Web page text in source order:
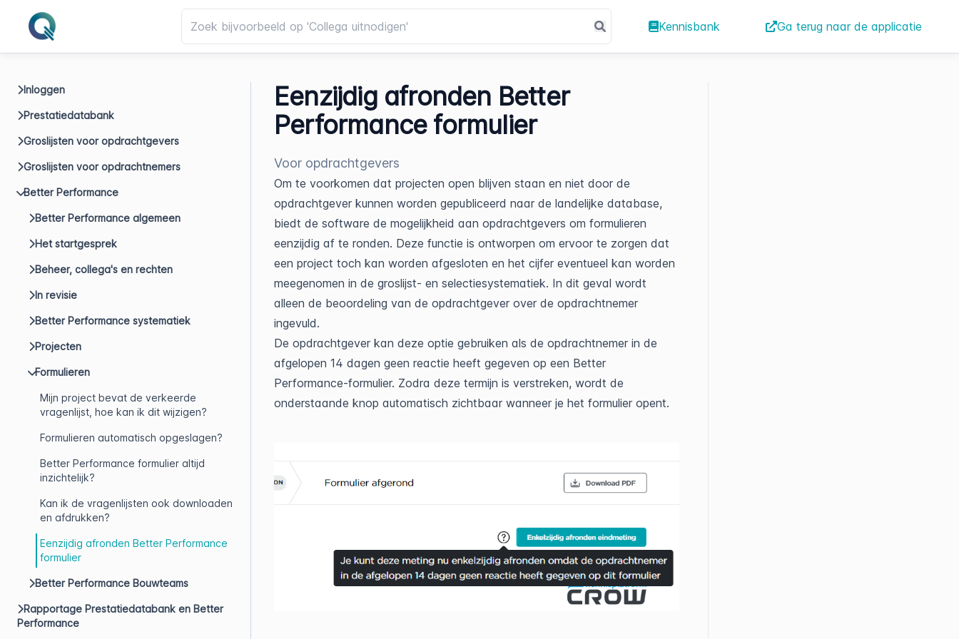
Kennisbank Ga terug naar de applicatie
Inloggen
Prestatiedatabank
Groslijsten voor opdrachtgevers
Groslijsten voor opdrachtnemers
Better Performance
Better Performance algemeen
Het startgesprek
Beheer, collega's en rechten
In revisie
Better Performance systematiek
Projecten
Formulieren
Mijn project bevat de verkeerde
vragenlijst, hoe kan ik dit wijzigen?
Formulieren automatisch opgeslagen?
Better Performance formulier altijd
inzichtelijk?
Kan ik de vragenlijsten ook downloaden
en afdrukken?
Eenzijdig afronden Better Performance
formulier
Better Performance Bouwteams
Rapportage Prestatiedatabank en Better
Performance
Eenzijdig afronden Better
Performance formulier
Voor opdrachtgevers
Om te voorkomen dat projecten open blijven staan en niet door de
opdrachtgever kunnen worden gepubliceerd naar de landelijke database,
biedt de software de mogelijkheid aan opdrachtgevers om formulieren
eenzijdig af te ronden. Deze functie is ontworpen om ervoor te zorgen dat
een project toch kan worden afgesloten en het cijfer eventueel kan worden
meegenomen in de groslijst- en selectiesystematiek. In dit geval wordt
alleen de beoordeling van de opdrachtgever over de opdrachtnemer
ingevuld.
De opdrachtgever kan deze optie gebruiken als de opdrachtnemer in de
afgelopen 14 dagen geen reactie heeft gegeven op een Better
Performance-formulier. Zodra deze termijn is verstreken, wordt de
onderstaande knop automatisch zichtbaar wanneer je het formulier opent.